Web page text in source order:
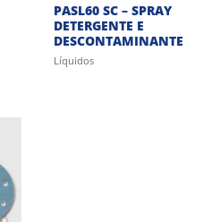
PASL60 SC – SPRAY
DETERGENTE E
DESCONTAMINANTE
Líquidos